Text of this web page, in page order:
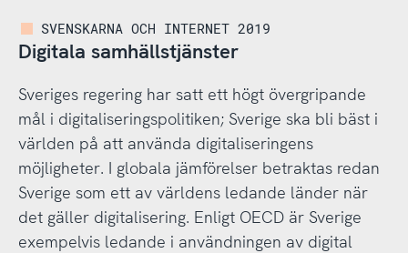
SVENSKARNA OCH INTERNET 2019
Digitala samhällstjänster
Sveriges regering har satt ett högt övergripande
mål i digitaliseringspolitiken; Sverige ska bli bäst i
världen på att använda digitaliseringens
möjligheter. I globala jämförelser betraktas redan
Sverige som ett av världens ledande länder när
det gäller digitalisering. Enligt OECD är Sverige
exempelvis ledande i användningen av digital